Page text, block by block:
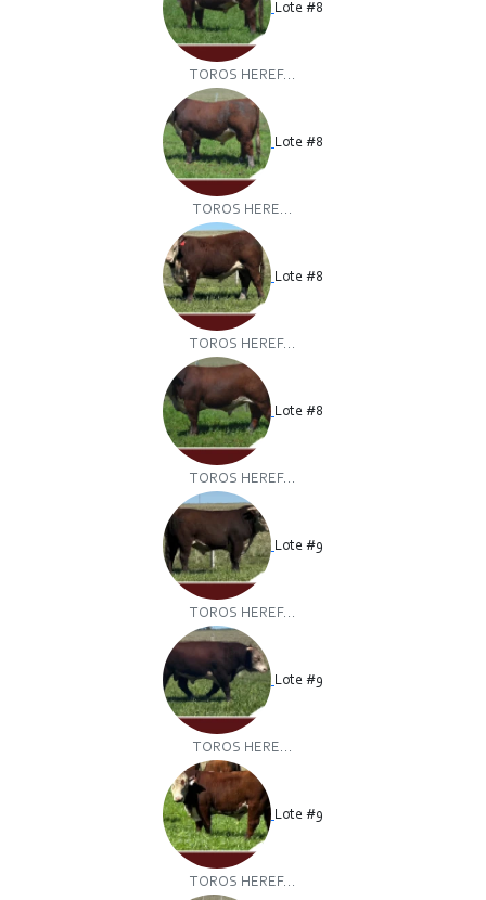
Lote #8
TOROS HEREF...
Lote #8
TOROS HERE...
Lote #8
TOROS HEREF...
Lote #8
TOROS HEREF...
Lote #9
TOROS HEREF...
Lote #9
TOROS HERE...
Lote #9
TOROS HEREF...